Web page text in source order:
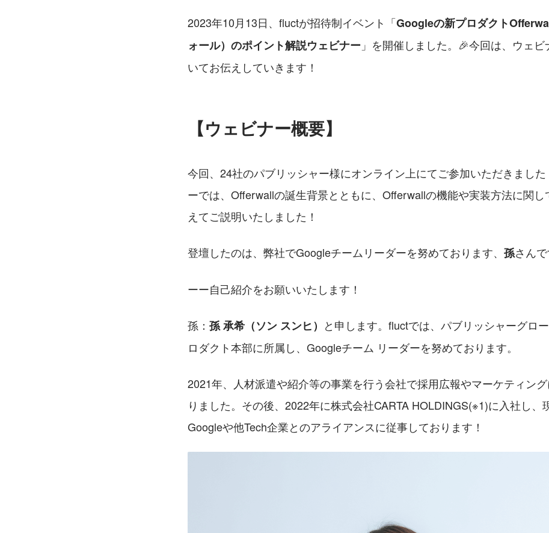
2023年10月13日、fluctが招待制イベント「Googleの新プロダクト
ォール）のポイント解説ウェビナー 」を開催しました。🎉今回は、ウェ
いてお伝えしていきます！
【ウェビナー概要】
今回、24社のパブリッシャー様にオンライン上にてご参加いただきまし
ーでは、Offerwallの誕生背景とともに、Offerwallの機能や実装方法に関し
えてご説明いたしました！
登壇したのは、弊社でGoogleチームリーダーを努めております、 孫さんで
ーー自己紹介をお願いいたします！
孫： 孫 承希（ソン スンヒ） と申します。fluctでは、パブリッシャーグロ
ロダクト本部に所属し、Googleチーム リーダーを努めております。
2021年、人材派遣や紹介等の事業を行う会社で採用広報やマーケティン
りました。その後、2022年に株式会社CARTA HOLDINGS(※1)に入社し、
Googleや他Tech企業とのアライアンスに従事しております！